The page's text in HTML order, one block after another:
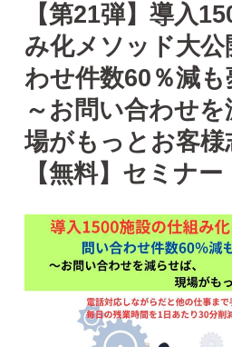
【第21弾】導入
み化メソッド大
わせ件数60％減
～お問い合わせ
場がもっとお客様
【無料】セミナー